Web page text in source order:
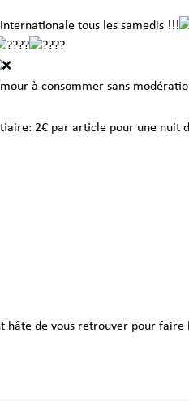
internationale tous les samedis !!!
à consommer sans
2€ par article pour une nuit
hâte de vous retrouver pour faire